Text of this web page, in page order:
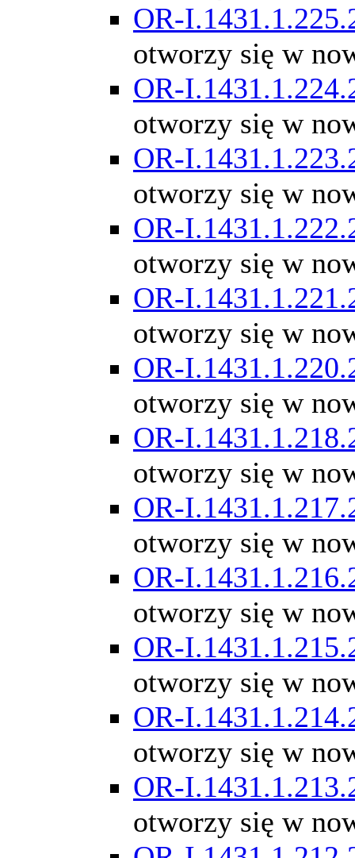
OR-
otworzy się w
OR-
otworzy się w
OR-
otworzy się w
OR-
otworzy się w
OR-
otworzy się w
OR-
otworzy się w
OR-
otworzy się w
OR-
otworzy się w
OR-
otworzy się w
OR-
otworzy się w
OR-
otworzy się w
OR-
otworzy się w